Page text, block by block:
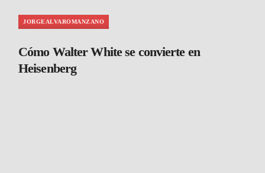
JORGEALVAROMANZANO
Cómo Walter White se convierte en
Heisenberg